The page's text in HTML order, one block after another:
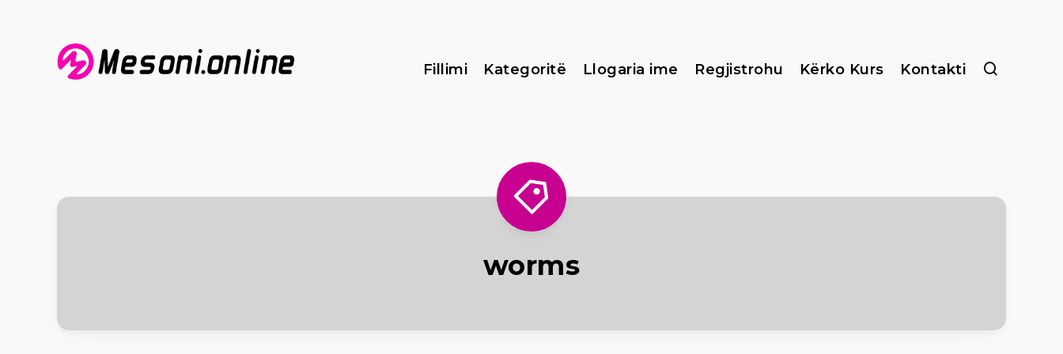
Fillimi Kategoritë Llogaria ime Regjistrohu Kërko Kurs Kontakti
worms